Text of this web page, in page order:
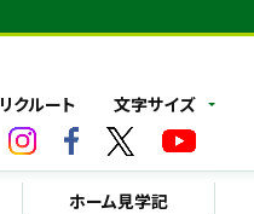
リクルート 文字サイズ
ホーム見学記